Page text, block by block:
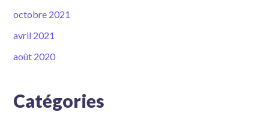
octobre 2021
avril 2021
août 2020
Catégories